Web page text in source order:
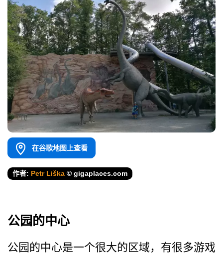
在谷歌地图上查看
作者: Petr Liška © gigaplaces.com
公园的中心
公园的中心是一个很大的区域­，有很多游戏